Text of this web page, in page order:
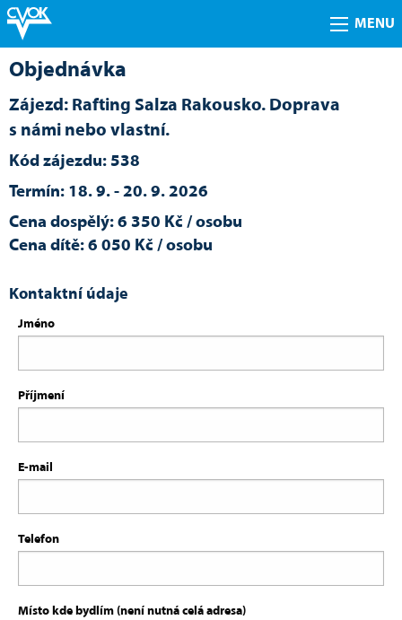
MENU
Objednávka
Zájezd: Rafting Salza Rakousko. Doprava
s námi nebo vlastní.
Kód zájezdu: 538
Termín: 18. 9. - 20. 9. 2026
Cena dospělý: 6 350 Kč / osobu
Cena dítě: 6 050 Kč / osobu
Kontaktní údaje
Jméno
Příjmení
E-mail
Telefon
Místo kde bydlím (není nutná celá adresa)